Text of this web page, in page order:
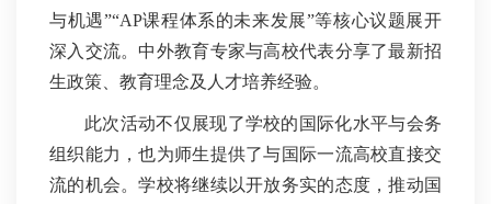
与机遇”“AP课程体系的未来发展”等核心议题展开
深入交流。中外教育专家与高校代表分享了最新招
生政策、教育理念及人才培养经验。
此次活动不仅展现了学校的国际化水平与会务
组织能力，也为师生提供了与国际一流高校直接交
流的机会。学校将继续以开放务实的态度，推动国